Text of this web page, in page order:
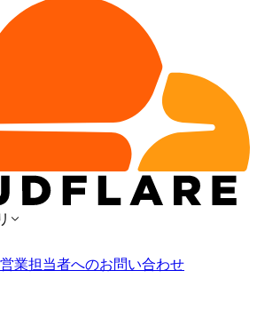
営業担当者へのお問い合わせ